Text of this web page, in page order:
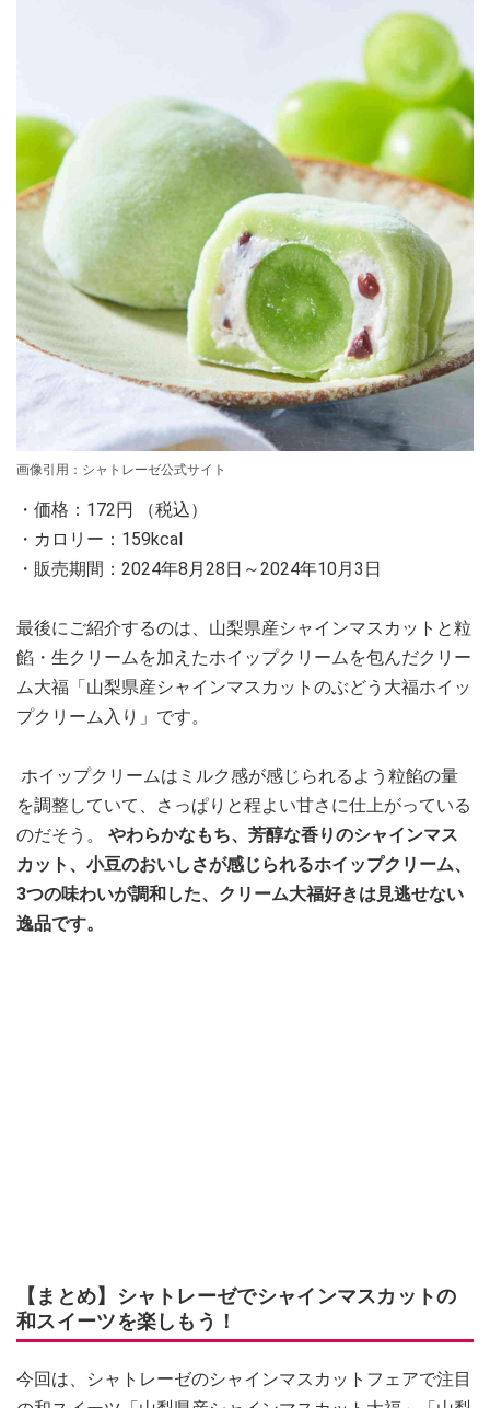
画像引用：シャトレーゼ公式サイト
・価格：172円 （税込）
・カロリー：159kcal
・販売期間：2024年8月28日～2024年10月3日
最後にご紹介するのは、山梨県産シャインマスカットと粒
餡・生クリームを加えたホイップクリームを包んだクリー
ム大福「山梨県産シャインマスカットのぶどう大福ホイッ
プクリーム入り」です。
ホイップクリームはミルク感が感じられるよう粒餡の量
を調整していて、さっぱりと程よい甘さに仕上がっている
のだそう。 やわらかなもち、芳醇な香りのシャインマス
カット、小豆のおいしさが感じられるホイップクリーム、
3つの味わいが調和した、クリーム大福好きは見逃せない
逸品です。
【まとめ】シャトレーゼでシャインマスカットの
和スイーツを楽しもう！
今回は、シャトレーゼのシャインマスカットフェアで注目